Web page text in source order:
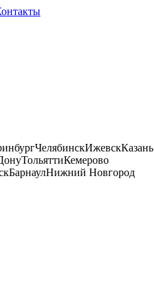
ЧелябинскИжевскКазань
ТольяттиКемерово
БарнаулНижний Новгород